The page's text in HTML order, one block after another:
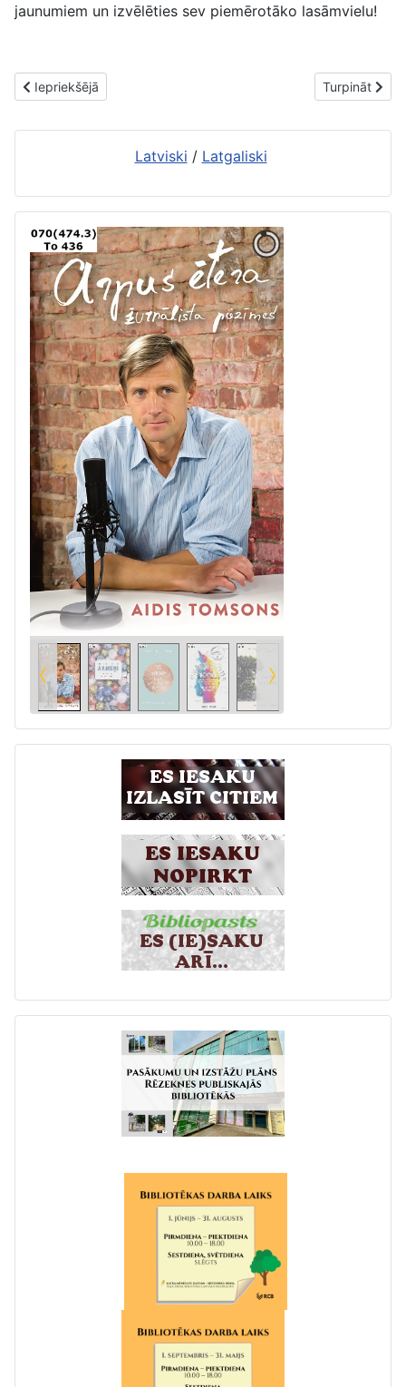
jaunumiem un izvēlēties sev piemērotāko lasāmvielu!
Iepriekšējais raksts: Jaunās grāmatas. 16. jūlijs
Iepriekšējā Nākamais
Turpināt
Latviski / Latgaliski